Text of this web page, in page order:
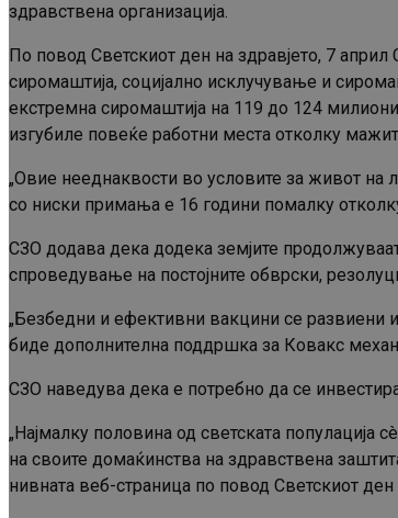
здравствена организација.
По повод Светскиот ден на здравјето, 7
сиромаштија, социјално исклучување и
екстремна сиромаштија на 119 до 124
изгубиле повеќе работни места отколку
„Овие нееднаквости во условите за живот на
со ниски примања е 16 години помалку
СЗО додава дека додека земјите
спроведување на постојните обврски,
„Безбедни и ефективни вакцини се развиени
биде дополнителна поддршка за Ковакс
СЗО наведува дека е потребно да се
„Најмалку половина од светската
на своите домаќинства на здравствена
нивната веб-страница по повод Светскиот ден